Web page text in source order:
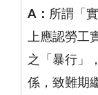
A ： 所謂「
上應認勞工
之「暴行」
係，致難期